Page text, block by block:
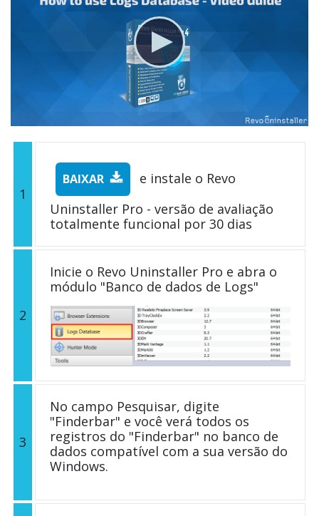
1
BAIXAR
e instale o Revo
Uninstaller Pro - versão de avaliação
totalmente funcional por 30 dias
2
Inicie o Revo Uninstaller Pro e abra o
módulo "Banco de dados de Logs"
3
No campo Pesquisar, digite
"Finderbar" e você verá todos os
registros do "Finderbar" no banco de
dados compatível com a sua versão do
Windows.